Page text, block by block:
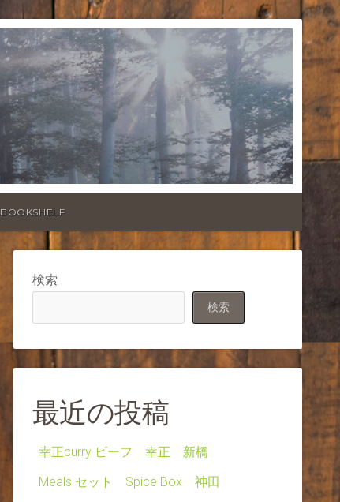
BOOKSHELF
検索
検索
最近の投稿
幸正curry ビーフ 幸正 新橋
Meals セット Spice Box 神田